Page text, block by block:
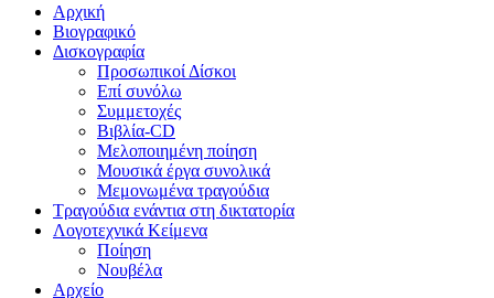
Close
Menu
Αρχική
Βιογραφικό
Δισκογραφία
Προσωπικοί Δίσκοι
Επί συνόλω
Συμμετοχές
Βιβλία-CD
Μελοποιημένη ποίηση
Μουσικά έργα συνολικά
Μεμονωμένα τραγούδια
Τραγούδια ενάντια στη δικτατορία
Λογοτεχνικά Κείμενα
Ποίηση
Νουβέλα
Αρχείο